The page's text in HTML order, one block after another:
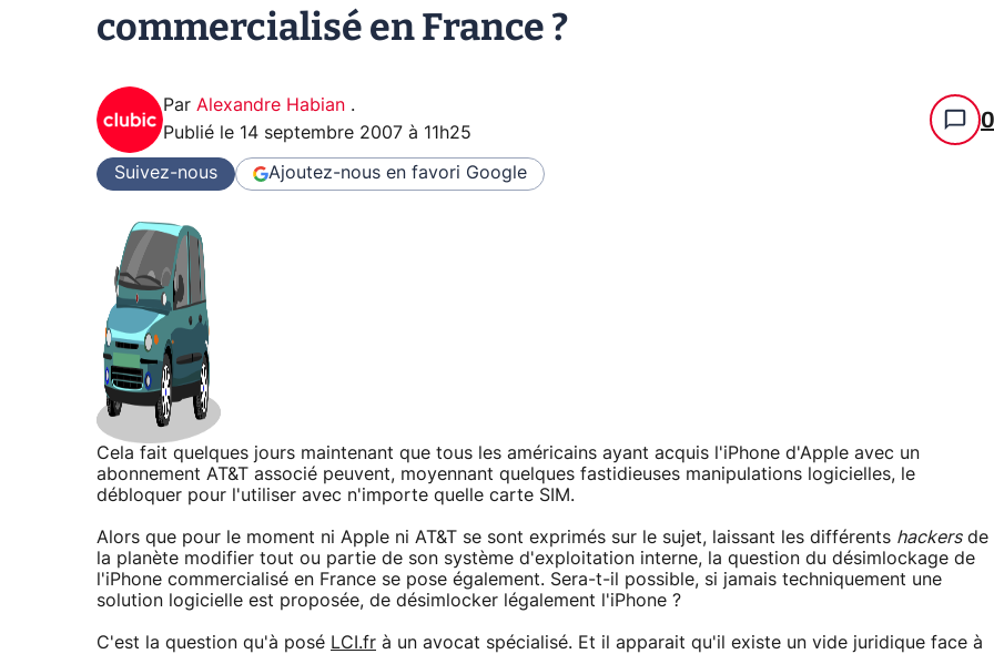
commercialisé en France ?
Par Alexandre Habian .
Publié le 14 septembre 2007 à 11h25 0
Suivez-nous Ajoutez-nous en favori Google
Cela fait quelques jours maintenant que tous les américains ayant acquis l'iPhone d'Apple avec un
abonnement AT&T associé peuvent, moyennant quelques fastidieuses manipulations logicielles, le
débloquer pour l'utiliser avec n'importe quelle carte SIM.
Alors que pour le moment ni Apple ni AT&T se sont exprimés sur le sujet, laissant les différents hackersde
la planète modifier tout ou partie de son système d'exploitation interne, la question du désimlockage de
l'iPhone commercialisé en France se pose également. Sera-t-il possible, si jamais techniquement une
solution logicielle est proposée, de désimlocker légalement l'iPhone ?
C'est la question qu'à posé LCI.fr à un avocat spécialisé. Et il apparait qu'il existe un vide juridique face à